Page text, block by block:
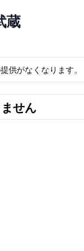
蔵
供がなくなります。
せん